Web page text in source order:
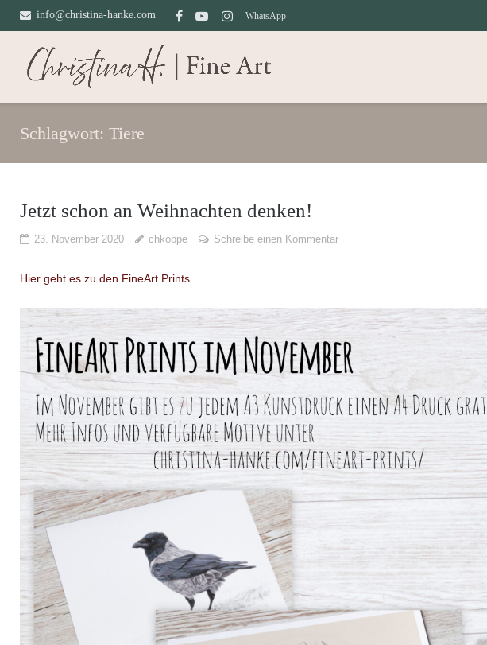
Direkt
info@christina-hanke.com WhatsApp
Schlagwort: Tiere
Jetzt schon an Weihnachten denken!
23. November 2020 chkoppe Schreibe einen Kommentar
Hier geht es zu den FineArt Prints.